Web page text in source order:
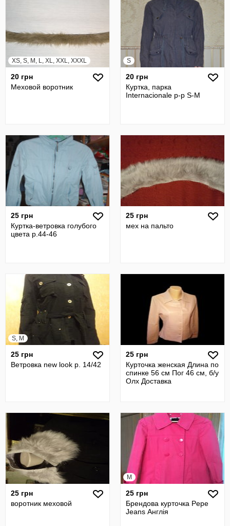
XS, S, M, L, XL, XXL, XXXL
20 грн
Меховой воротник
S
20 грн
Куртка, парка
Internacionale р-р S-M
25 грн
Куртка-ветровка голубого
цвета р.44-46
25 грн
мех на пальто
S, M
25 грн
Ветровка new look р. 14/42
25 грн
Курточка женская Длина по
спинке 56 см Пог 46 см, б/у
Олх Доставка
25 грн
воротник меховой
M
25 грн
Брендова курточка Pepe
Jeans Англія